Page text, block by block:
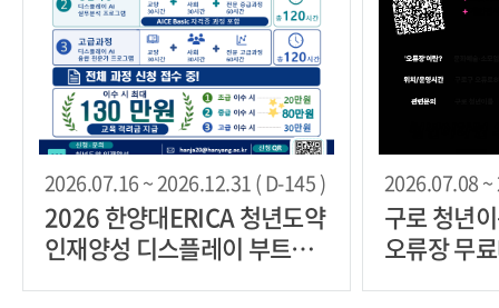
2026.07.16 ~ 2026.12.31 ( D-145 )
2026 한양대ERICA 청년도약
인재양성 디스플레이 부트캠
2026.07.08
구로 청년
오류장 무